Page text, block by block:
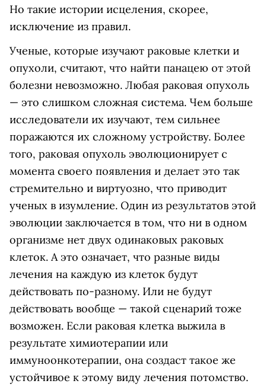
Но такие истории исцеления, скорее,
исключение из правил.
Ученые, которые изучают раковые клетки и
опухоли, считают, что найти панацею от этой
болезни невозможно. Любая раковая опухоль
— это слишком сложная система. Чем больше
исследователи их изучают, тем сильнее
поражаются их сложному устройству. Более
того, раковая опухоль эволюционирует с
момента своего появления и делает это так
стремительно и виртуозно, что приводит
ученых в изумление. Один из результатов этой
эволюции заключается в том, что ни в одном
организме нет двух одинаковых раковых
клеток. А это означает, что разные виды
лечения на каждую из клеток будут
действовать по-разному. Или не будут
действовать вообще — такой сценарий тоже
возможен. Если раковая клетка выжила в
результате химиотерапии или
иммуноонкотерапии, она создаст такое же
устойчивое к этому виду лечения потомство.